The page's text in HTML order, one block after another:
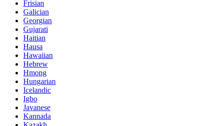
Frisian
Galician
Georgian
Gujarati
Haitian
Hausa
Hawaiian
Hebrew
Hmong
Hungarian
Icelandic
Igbo
Javanese
Kannada